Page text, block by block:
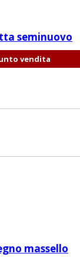
seminuovo
vendita
massello